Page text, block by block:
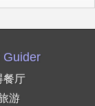
餐厅
游